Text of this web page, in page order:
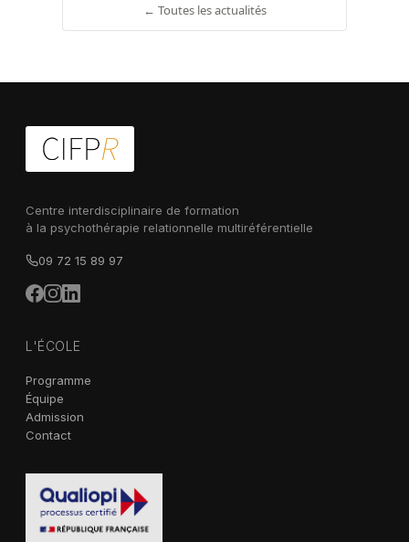
← Toutes les actualités
Centre interdisciplinaire de formation
à la psychothérapie relationnelle multiréférentielle
09 72 15 89 97
L'ÉCOLE
Programme
Équipe
Admission
Contact